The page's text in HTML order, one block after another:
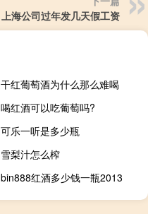
上海公司过年发几天假工资
干红葡萄酒为什么那么难喝
喝红酒可以吃葡萄吗?
可乐一听是多少瓶
雪梨汁怎么榨
bin888红酒多少钱一瓶2013